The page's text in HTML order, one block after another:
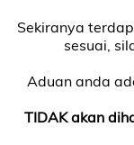
Sekiranya
sesuai,
Aduan anda
TIDAK akan